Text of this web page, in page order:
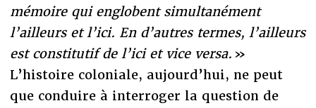
mémoire qui englobent simultanément
l’ailleurs et l’ici. En d’autres termes, l’ailleurs
est constitutif de l’ici et vice versa. »
L’histoire coloniale, aujourd’hui, ne peut
que conduire à interroger la question de